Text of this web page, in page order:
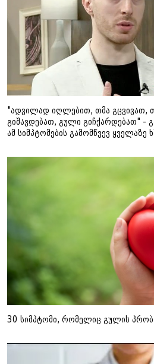
"ადვილად იღლებით, თმა გცვივათ,
გიშავდებათ, გული გიჩქარდებათ" -
ამ სიმპტომების გამომწვევ ყველაზე
30 სიმპტომი, რომელიც გულის